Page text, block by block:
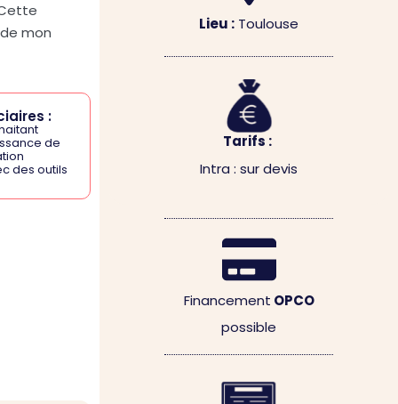
mon
:
de
des outils
Lieu : Toulouse
Tarifs :
Intra : sur devis
Financement OPCO
possible